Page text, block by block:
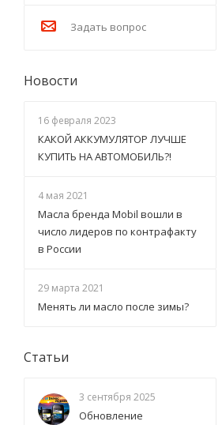
Задать вопрос
Новости
16 февраля 2023
КАКОЙ АККУМУЛЯТОР ЛУЧШЕ
КУПИТЬ НА АВТОМОБИЛЬ?!
4 мая 2021
Масла бренда Mobil вошли в
число лидеров по контрафакту
в России
29 марта 2021
Менять ли масло после зимы?
Статьи
3 сентября 2025
Обновление